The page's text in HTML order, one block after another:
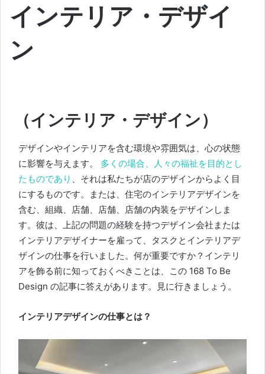
インテリア・デザイ
ン
（インテリア・デザイン）
デザインやインテリアを含む環境や雰囲気は、心の状態
に影響を与えます。 多くの場合、人々の福祉を目的とし
たものであり 、それは私たちが店のデザインからよく目
にするものです。
または、住宅のインテリアデザインを
含む、組織、店舗、店舗、店舗の内装をデザインしま
す。 彼は、上記の問題の経験を持つデザイン会社または
インテリアデザイナーを雇って、タスクとインテリアデ
ザインの仕事を行いました。 何が重要ですか？ インテリ
アを飾る前に知っておくべきことは、この 168 To Be
Design の記事に答えがあります。
見に行きましょう。
インテリアデザインの仕事とは？